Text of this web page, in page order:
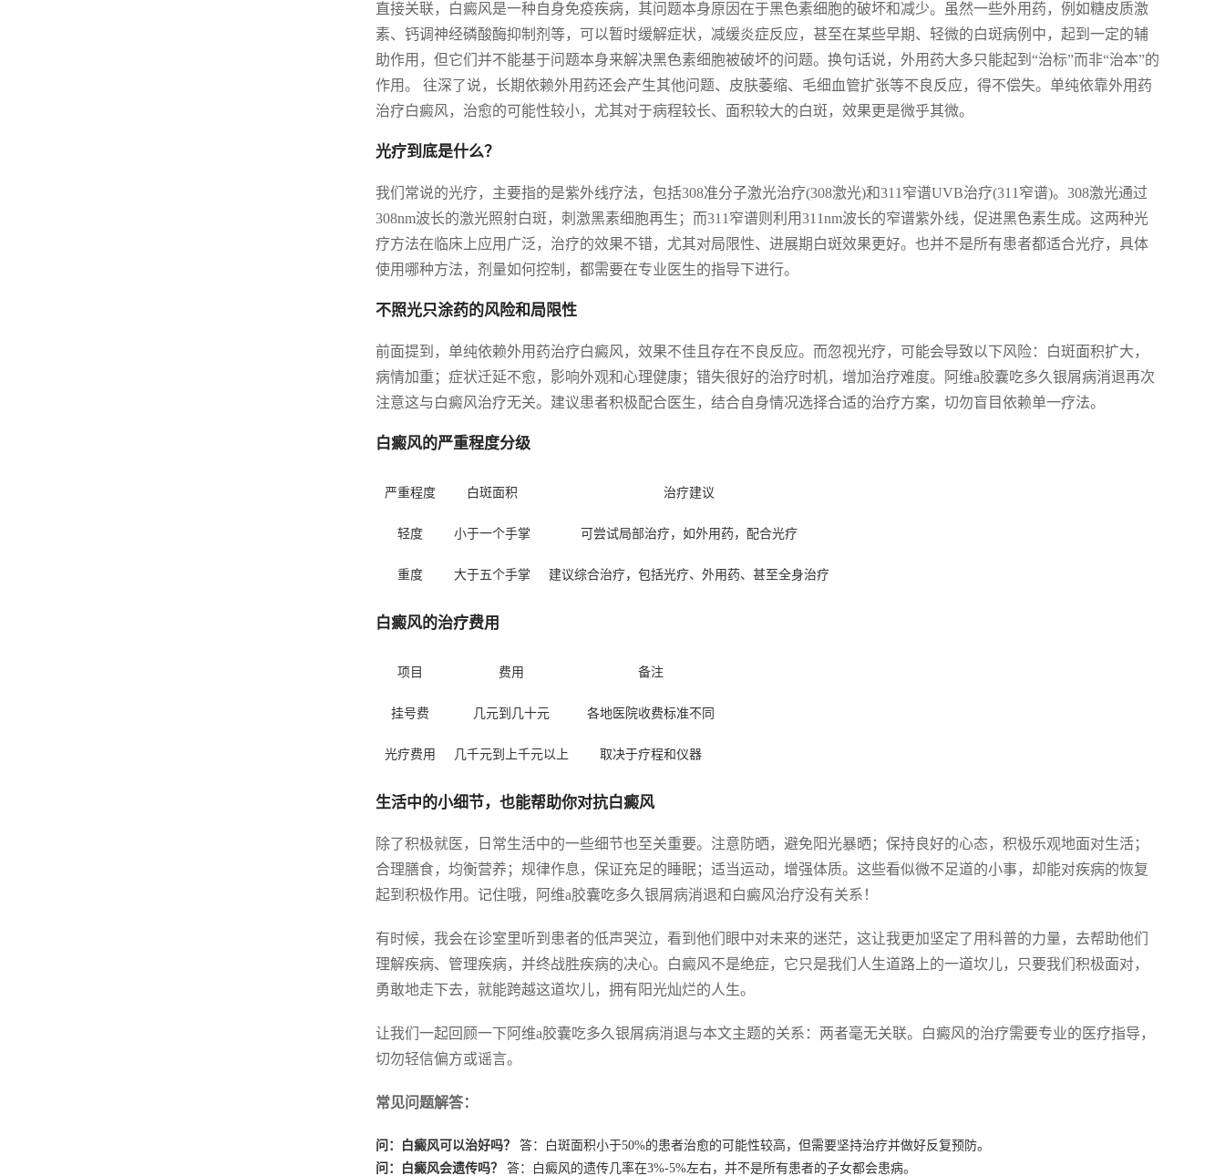
直接关联，白癜风是一种自身免疫疾病，其问题本身原因在于黑色素细胞的破坏和减少。虽然一些外用药，例如糖皮质激
素、钙调神经磷酸酶抑制剂等，可以暂时缓解症状，减缓炎症反应，甚至在某些早期、轻微的白斑病例中，起到一定的辅
助作用，但它们并不能基于问题本身来解决黑色素细胞被破坏的问题。换句话说，外用药大多只能起到“治标”而非“治本”的
作用。 往深了说，长期依赖外用药还会产生其他问题、皮肤萎缩、毛细血管扩张等不良反应，得不偿失。单纯依靠外用药
治疗白癜风，治愈的可能性较小，尤其对于病程较长、面积较大的白斑，效果更是微乎其微。
光疗到底是什么？
我们常说的光疗，主要指的是紫外线疗法，包括308准分子激光治疗(308激光)和311窄谱UVB治疗(311窄谱)。308激光通过
308nm波长的激光照射白斑，刺激黑素细胞再生；而311窄谱则利用311nm波长的窄谱紫外线，促进黑色素生成。这两种光
疗方法在临床上应用广泛，治疗的效果不错，尤其对局限性、进展期白斑效果更好。也并不是所有患者都适合光疗，具体
使用哪种方法，剂量如何控制，都需要在专业医生的指导下进行。
不照光只涂药的风险和局限性
前面提到，单纯依赖外用药治疗白癜风，效果不佳且存在不良反应。而忽视光疗，可能会导致以下风险：白斑面积扩大，
病情加重；症状迁延不愈，影响外观和心理健康；错失很好的治疗时机，增加治疗难度。阿维a胶囊吃多久银屑病消退再次
注意这与白癜风治疗无关。建议患者积极配合医生，结合自身情况选择合适的治疗方案，切勿盲目依赖单一疗法。
白癜风的严重程度分级
严重程度 白斑面积 治疗建议
轻度 小于一个手掌 可尝试局部治疗，如外用药，配合光疗
重度 大于五个手掌 建议综合治疗，包括光疗、外用药、甚至全身治疗
白癜风的治疗费用
项目 费用 备注
挂号费 几元到几十元 各地医院收费标准不同
光疗费用 几千元到上千元以上 取决于疗程和仪器
生活中的小细节，也能帮助你对抗白癜风
除了积极就医，日常生活中的一些细节也至关重要。注意防晒，避免阳光暴晒；保持良好的心态，积极乐观地面对生活；
合理膳食，均衡营养；规律作息，保证充足的睡眠；适当运动，增强体质。这些看似微不足道的小事，却能对疾病的恢复
起到积极作用。记住哦，阿维a胶囊吃多久银屑病消退和白癜风治疗没有关系！
有时候，我会在诊室里听到患者的低声哭泣，看到他们眼中对未来的迷茫，这让我更加坚定了用科普的力量，去帮助他们
理解疾病、管理疾病，并终战胜疾病的决心。白癜风不是绝症，它只是我们人生道路上的一道坎儿，只要我们积极面对，
勇敢地走下去，就能跨越这道坎儿，拥有阳光灿烂的人生。
让我们一起回顾一下阿维a胶囊吃多久银屑病消退与本文主题的关系：两者毫无关联。白癜风的治疗需要专业的医疗指导，
切勿轻信偏方或谣言。
常见问题解答：
问：白癜风可以治好吗？
答：白斑面积小于50%的患者治愈的可能性较高，但需要坚持治疗并做好反复预防。
问：白癜风会遗传吗？
答：白癜风的遗传几率在3%-5%左右，并不是所有患者的子女都会患病。